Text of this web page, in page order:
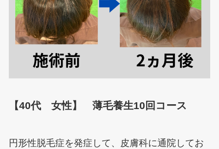
【40代 女性】 薄毛養生10回コース
円形性脱毛症を発症して、皮膚科に通院してお